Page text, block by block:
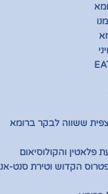
ששווה לבקר ברומא
פלאטין והקולוסיאום
הקדוש וטירת סנט-